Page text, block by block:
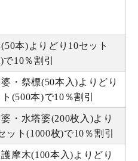
本)よりどり10セット
10％割引
・祭標(50本入)よりどり
(500本)で10％割引
・水塔婆(200枚入)より
ット(1000枚)で10％割引
摩木(100本入)よりどり